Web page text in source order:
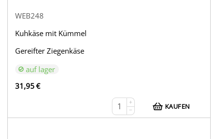
WEB248
Kuhkäse mit Kümmel
Gereifter Ziegenkäse
auf lager
31,95€
+
−
KAUFEN